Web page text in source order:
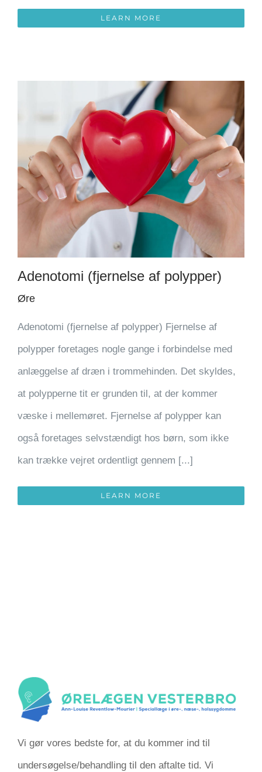
LEARN MORE
Adenotomi (fjernelse af polypper)
Øre
Adenotomi (fjernelse af polypper) Fjernelse af
polypper foretages nogle gange i forbindelse med
anlæggelse af dræn i trommehinden. Det skyldes,
at polypperne tit er grunden til, at der kommer
væske i mellemøret. Fjernelse af polypper kan
også foretages selvstændigt hos børn, som ikke
kan trække vejret ordentligt gennem [...]
LEARN MORE
Vi gør vores bedste for, at du kommer ind til
undersøgelse/behandling til den aftalte tid. Vi